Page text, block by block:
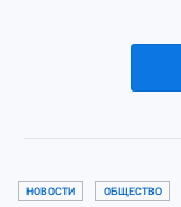
НОВОСТИ ОБЩЕСТВО